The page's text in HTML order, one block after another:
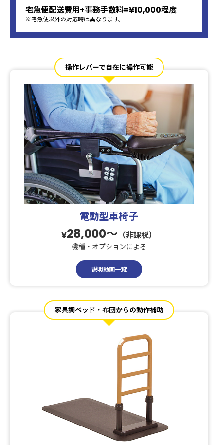
宅急便配送費用+事務手数料=¥10,000程度
※宅急便以外の対応時は異なります。
操作レバーで自在に操作可能
電動型車椅子
¥28,000〜 （非課税）
機種・オプションによる
説明動画一覧
家具調ベッド・布団からの動作補助